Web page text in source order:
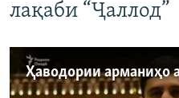
лақаби “Ҷаллод”